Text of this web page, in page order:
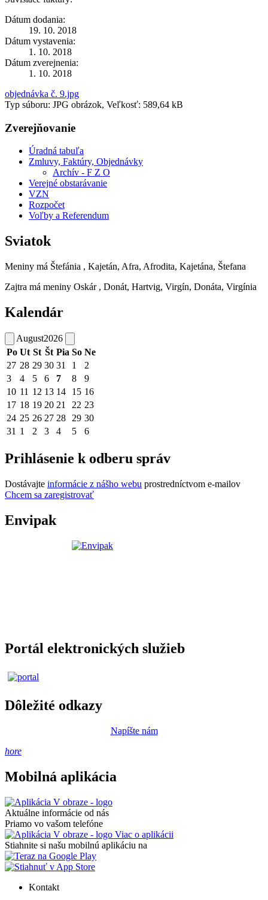
Dátum dodania:
19. 10. 2018
Dátum vystavenia:
1. 10. 2018
Dátum zverejnenia:
1. 10. 2018
objednávka č. 9.jpg
Typ súboru: JPG obrázok, Veľkosť: 589,64 kB
Zverejňovanie
Úradná tabuľa
Zmluvy, Faktúry, Objednávky
Archív - F Z O
Verejné obstarávanie
VZN
Rozpočet
Voľby a Referendum
Sviatok
Meniny má Štefánia , Kajetán, Afra, Afrodita, Kajetána, Štefana
Zajtra má meniny Oskár , Donát, Hartvig, Virgín, Donáta, Virgínia
Kalendár
August2026
Po Ut St Št Pia So Ne
27 28 29 30 31 1
2
3
4 5 6 7 8
9
10 11 12 13 14 15 16
17 18 19 20 21 22 23
24 25 26 27 28 29 30
31 1 2 3 4 5 6
Prihlásenie k odberu správ
Dostávajte informácie z nášho webu prostredníctvom e-mailov
Chcem sa zaregistrovať
Envipak
Portál elektronických služieb
Dôležité odkazy
Napíšte nám
hore
Mobilná aplikácia
Aktuálne informácie od nás
Priamo vo vašom telefóne
Viac o aplikácii
Stiahnite si našu mobilnú aplikáciu na
Kontakt